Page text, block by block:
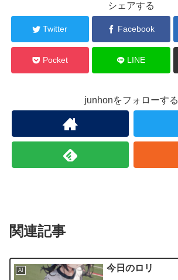
シェアする
Twitter Facebook
Pocket LINE
junhonをフォローする
関連記事
AI 今日のロリ